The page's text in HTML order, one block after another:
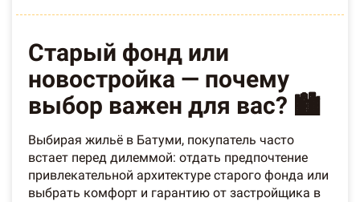
Старый фонд или
новостройка — почему
выбор важен для вас? 🏙️
Выбирая жильё в Батуми, покупатель часто
встает перед дилеммой: отдать предпочтение
привлекательной архитектуре старого фонда или
выбрать комфорт и гарантию от застройщика в